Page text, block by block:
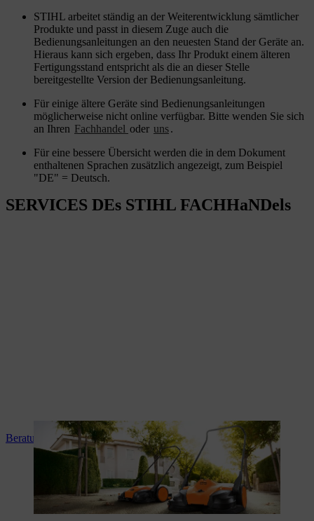
STIHL arbeitet ständig an der Weiterentwicklung sämtlicher
Produkte und passt in diesem Zuge auch die
Bedienungsanleitungen an den neuesten Stand der Geräte an.
Hieraus kann sich ergeben, dass Ihr Produkt einem älteren
Fertigungsstand entspricht als die an dieser Stelle
bereitgestellte Version der Bedienungsanleitung.
Für einige ältere Geräte sind Bedienungsanleitungen
möglicherweise nicht online verfügbar. Bitte wenden Sie sich
an Ihren Fachhandel oder uns.
Für eine bessere Übersicht werden die in dem Dokument
enthaltenen Sprachen zusätzlich angezeigt, zum Beispiel
"DE" = Deutsch.
SERVICES DEs STIHL FACHHaNDels
Beratung und Produkteinweisung